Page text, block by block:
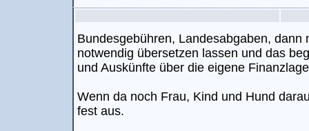
Bundesgebühren, Landesabgaben, dann
notwendig übersetzen lassen und das
und Auskünfte über die eigene
Wenn da noch Frau, Kind und Hund
fest aus.